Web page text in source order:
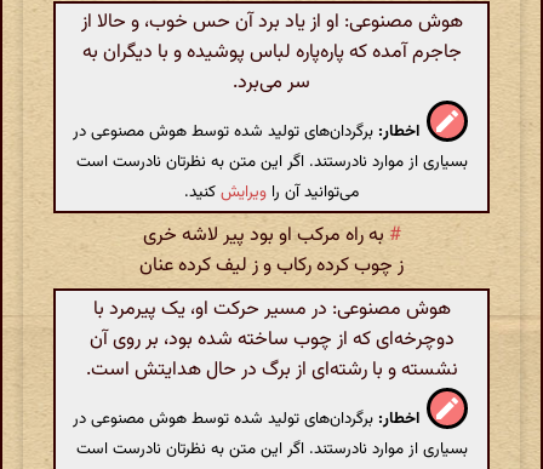
هوش مصنوعی: او از یاد برد آن حس خوب، و حالا از
جاجرم آمده که پاره‌پاره لباس پوشیده و با دیگران به
سر می‌برد.
اخطار: برگردان‌های تولید شده توسط هوش مصنوعی در
بسیاری از موارد نادرستند. اگر این متن به نظرتان نادرست است
می‌توانید آن را ویرایشکنید.
# به راه مرکب او بود پیر لاشه خری
ز چوب کرده رکاب و ز لیف کرده عنان
هوش مصنوعی: در مسیر حرکت او، یک پیرمرد با
دوچرخه‌ای که از چوب ساخته شده بود، بر روی آن
نشسته و با رشته‌ای از برگ در حال هدایتش است.
اخطار: برگردان‌های تولید شده توسط هوش مصنوعی در
بسیاری از موارد نادرستند. اگر این متن به نظرتان نادرست است